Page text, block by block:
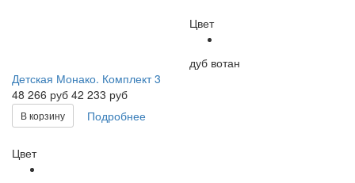
Цвет
дуб вотан
Детская Монако. Комплект 3
48 266 руб 42 233 руб
В корзину Подробнее
Цвет